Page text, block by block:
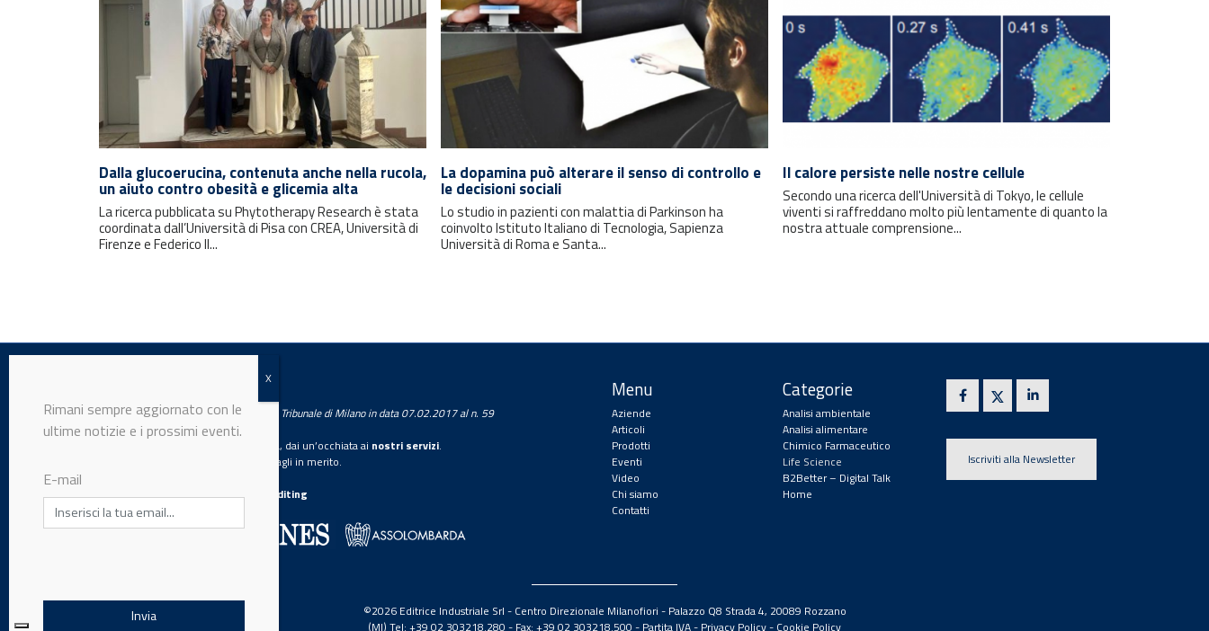
Dalla glucoerucina, contenuta anche nella rucola,
un aiuto contro obesità e glicemia alta
La ricerca pubblicata su Phytotherapy Research è stata
coordinata dall’Università di Pisa con CREA, Università di
Firenze e Federico II...
La dopamina può alterare il senso di controllo e
le decisioni sociali
Lo studio in pazienti con malattia di Parkinson ha
coinvolto Istituto Italiano di Tecnologia, Sapienza
Università di Roma e Santa...
Il calore persiste nelle nostre cellule
Secondo una ricerca dell'Università di Tokyo, le cellule
viventi si raffreddano molto più lentamente di quanto la
nostra attuale comprensione...
Testata giornalistica registrata presso il Tribunale di Milano in data 07.02.2017 al n. 59
Se vuoi diventare nostro inserzionista, dai un’occhiata ai nostri servizi.
per maggiori dettagli in merito.
La nostra certificazioneCSST WebAuditing
Editrice Industriale è associata a:
Menu
Aziende
Articoli
Prodotti
Eventi
Video
Chi siamo
Contatti
Categorie
Analisi ambientale
Analisi alimentare
Chimico Farmaceutico
Life Science
B2Better – Digital Talk
Home
Iscriviti alla Newsletter
©2026 Editrice Industriale Srl - Centro Direzionale Milanofiori - Palazzo Q8 Strada 4, 20089 Rozzano
(MI) Tel: +39 02 303218.280 - Fax: +39 02 303218.500 - Partita IVA- Privacy Policy- Cookie Policy
Rimani sempre aggiornato con le
ultime notizie e i prossimi eventi.
Trattamento dei dati personali
presta il proprio consenso al trattamento dei
propri dati personali da parte di